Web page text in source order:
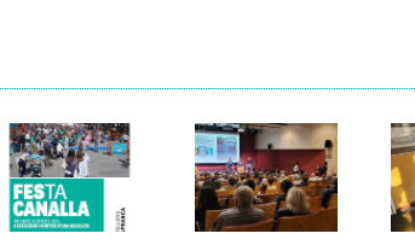
Cal Figarot
lidera el
primer
d’energia
comunitària
Els Verds
presenten el
llibre
“Petita
història
dels